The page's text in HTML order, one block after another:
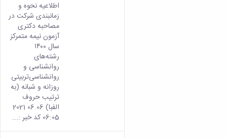
من
من
اطلاعیه نحوه و
زمانبندی شرکت در
مصاحبه دکتری
آزمون نیمه متمرکز
سال ۱۴۰۰
رشته‌های
روانشناسی و
روانشناسی‌تربیتی
روزانه و شبانه (به
ترتیب حروف
الفبا) 06 06 2021
06:05 کد خبر :...